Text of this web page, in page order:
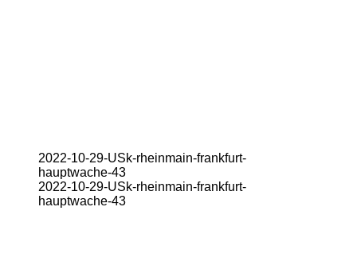
2022-10-29-USk-rheinmain-frankfurt-
hauptwache-43
2022-10-29-USk-rheinmain-frankfurt-
hauptwache-43